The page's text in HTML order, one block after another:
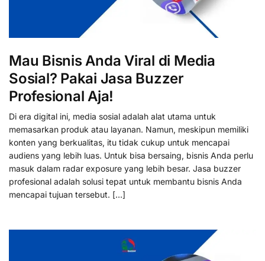
Mau Bisnis Anda Viral di Media
Sosial? Pakai Jasa Buzzer
Profesional Aja!
Di era digital ini, media sosial adalah alat utama untuk
memasarkan produk atau layanan. Namun, meskipun memiliki
konten yang berkualitas, itu tidak cukup untuk mencapai
audiens yang lebih luas. Untuk bisa bersaing, bisnis Anda perlu
masuk dalam radar exposure yang lebih besar. Jasa buzzer
profesional adalah solusi tepat untuk membantu bisnis Anda
mencapai tujuan tersebut. […]